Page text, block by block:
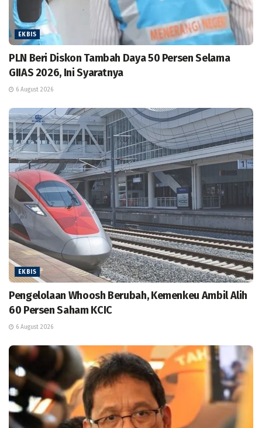
EKBIS
PLN Beri Diskon Tambah Daya 50 Persen Selama
GIIAS 2026, Ini Syaratnya
6 August 2026
EKBIS
Pengelolaan Whoosh Berubah, Kemenkeu Ambil Alih
60 Persen Saham KCIC
6 August 2026